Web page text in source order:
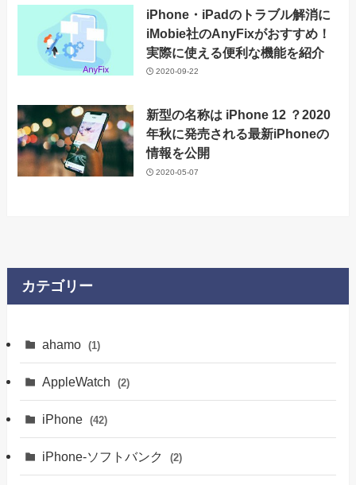
iPhone・iPadのトラブル解消に
iMobie社のAnyFixがおすすめ！
実際に使える便利な機能を紹介
2020-09-22
新型の名称は iPhone 12 ？2020
年秋に発売される最新iPhoneの
情報を公開
2020-05-07
カテゴリー
ahamo (1)
AppleWatch (2)
iPhone (42)
iPhone-ソフトバンク (2)